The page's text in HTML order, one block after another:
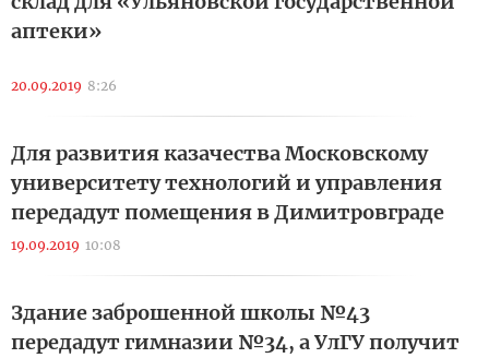
аптеки»
20.09.2019 8:26
Для развития казачества Московскому
университету технологий и управления
передадут помещения в Димитровграде
19.09.2019 10:08
Здание заброшенной школы №43
передадут гимназии №34, а УлГУ получит